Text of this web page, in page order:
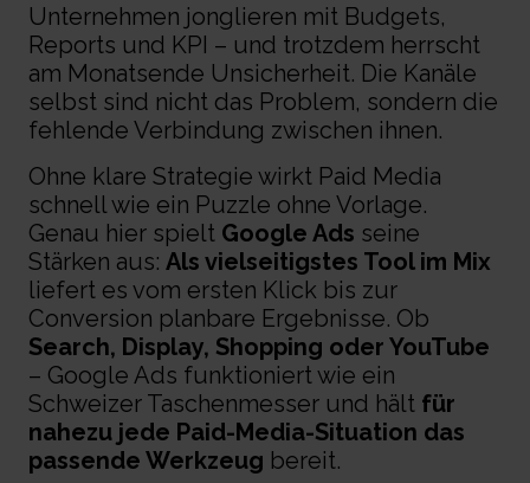
Unternehmen jonglieren mit Budgets,
Reports und KPI – und trotzdem herrscht
am Monatsende Unsicherheit. Die Kanäle
selbst sind nicht das Problem, sondern die
fehlende Verbindung zwischen ihnen.
Ohne klare Strategie wirkt Paid Media
schnell wie ein Puzzle ohne Vorlage.
Genau hier spielt Google Ads seine
Stärken aus: Als vielseitigstes Tool im Mix
liefert es vom ersten Klick bis zur
Conversion planbare Ergebnisse. Ob
Search, Display, Shopping oder YouTube
– Google Ads funktioniert wie ein
Schweizer Taschenmesser und hält für
nahezu jede Paid-Media-Situation das
passende Werkzeug bereit.